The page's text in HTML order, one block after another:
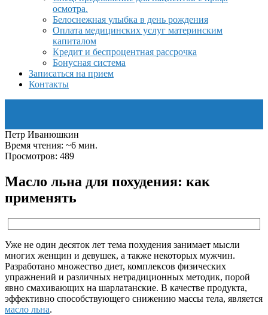
осмотра.
Белоснежная улыбка в день рождения
Оплата медицинских услуг материнским
капиталом
Кредит и беспроцентная рассрочка
Бонусная система
Записаться на прием
Контакты
Петр Иванюшкин
Время чтения: ~6 мин.
Просмотров: 489
Масло льна для похудения: как
применять
Уже не один десяток лет тема похудения занимает мысли
многих женщин и девушек, а также некоторых мужчин.
Разработано множество диет, комплексов физических
упражнений и различных нетрадиционных методик, порой
явно смахивающих на шарлатанские. В качестве продукта,
эффективно способствующего снижению массы тела, является
масло льна.